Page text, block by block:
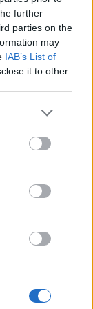
further
parties on the
may
IAB’s List of
it to other
νέοι
υπό
Αυγούστου
έτους